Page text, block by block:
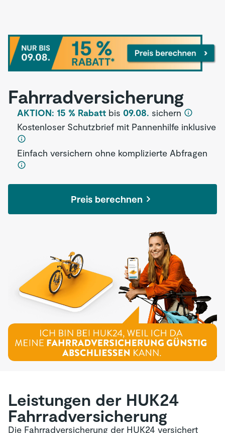
Fahrrad­versicherung
AKTION: 15 % Rabatt bis 09.08. sichern
Kostenloser Schutzbrief mit Pannenhilfe inklusive
Einfach versichern ohne komplizierte Abfragen
Preis berechnen
Leistungen der HUK24
Fahrrad­versicherung
Die Fahrradversicherung der HUK24 versichert